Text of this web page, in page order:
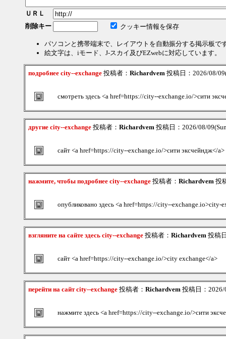
ＵＲＬ
削除キー
クッキー情報を保存
パソコンと携帯端末で、レイアウトを自動振分する掲示板で
絵文字は、iモード、J-スカイ及びEZwebに対応しています。
подробнее city--exchange 投稿者： Richardvem 投稿日：2026/08/
смотреть здесь <a href=https://city--exchange.io/>сити
другие city--exchange 投稿者： Richardvem 投稿日：2026/08/
сайт <a href=https://city--exchange.io/>сити эксчейндж</a>
нажмите, чтобы подробнее city--exchange 投稿者： Richardvem 投
опубликовано здесь <a href=https://city--exchange.io>city-
взгляните на сайте здесь city--exchange 投稿者： Richardvem 投稿
сайт <a href=https://city--exchange.io/>city exchange</a>
перейти на сайт city--exchange 投稿者： Richardvem 投稿日：
нажмите здесь <a href=https://city--exchange.io/>сити